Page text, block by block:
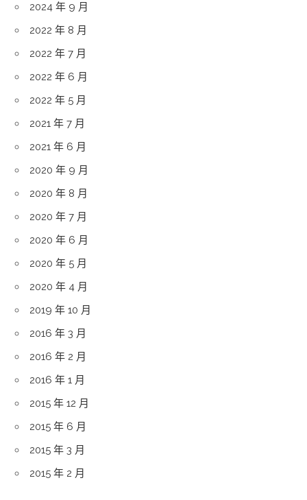
2024 年 9 月
2022 年 8 月
2022 年 7 月
2022 年 6 月
2022 年 5 月
2021 年 7 月
2021 年 6 月
2020 年 9 月
2020 年 8 月
2020 年 7 月
2020 年 6 月
2020 年 5 月
2020 年 4 月
2019 年 10 月
2016 年 3 月
2016 年 2 月
2016 年 1 月
2015 年 12 月
2015 年 6 月
2015 年 3 月
2015 年 2 月